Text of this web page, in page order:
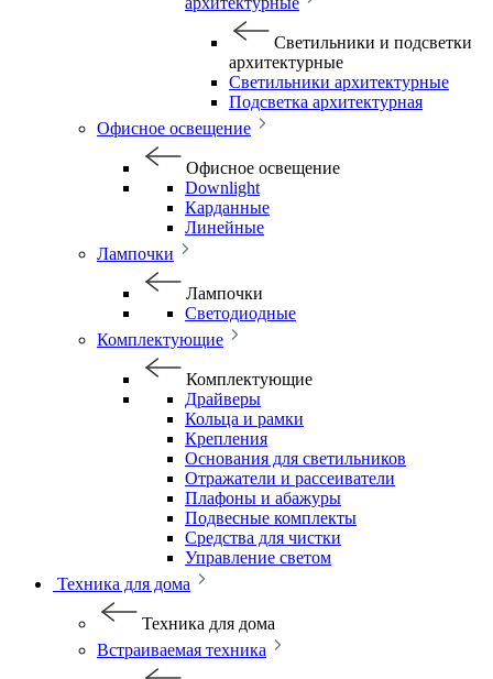
Светильники и подсветки
архитектурные
Светильники архитектурные
Подсветка архитектурная
Офисное освещение
Офисное освещение
Downlight
Карданные
Линейные
Лампочки
Лампочки
Светодиодные
Комплектующие
Комплектующие
Драйверы
Кольца и рамки
Крепления
Основания для светильников
Отражатели и рассеиватели
Плафоны и абажуры
Подвесные комплекты
Средства для чистки
Управление светом
Техника для дома
Техника для дома
Встраиваемая техника